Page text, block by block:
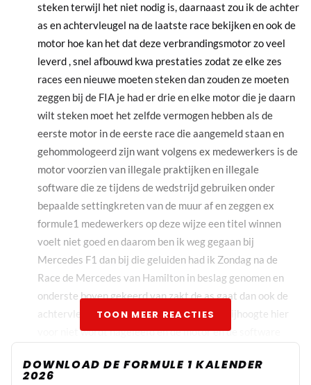
steken terwijl het niet nodig is, daarnaast zou ik de achter
as en achtervleugel na de laatste race bekijken en ook de
motor hoe kan het dat deze verbrandingsmotor zo veel
leverd , snel afbouwd kwa prestaties zodat ze elke zes
races een nieuwe moeten steken dan zouden ze moeten
zeggen bij de FIA je had er drie en elke motor die je daarn
wilt steken moet het zelfde vermogen hebben als de
eerste motor in de eerste race die aangemeld staan en
gehommologeerd zijn want volgens ex medewerkers is de
motor voorzien van illegale praktijken en illegale
software die ze tijdens de wedstrijd gebruiken onder
bepaalde settingkreten van de muur af en zeggen ex
formule1 medewerkers op deze wijze een titel winnen
voelt niet goed en daarom ben ik weg gegaan bij
Mercedes F1 dan bij die geluiden had ik Zondag na de
Race de Mercedes van Hamilton in beslag genomen en
onderste boven gekeerd van zakt de as gaat dan ook de
achtervleugel mee waardoor de minimale rijhoogte hier
voor niet wordt nageleefd en de motor en de software
Mercedes zoveel punten aftrekker dat ze beide titels
TOON MEER REACTIES
DOWNLOAD DE FORMULE 1 KALENDER
2026